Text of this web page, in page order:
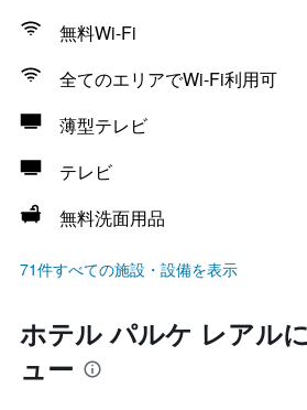
無料Wi-Fi
全てのエリアでWi-Fi利用可
薄型テレビ
テレビ
無料洗面用品
71件すべての施設・設備を表示
ホテル パルケ レアル
ュー